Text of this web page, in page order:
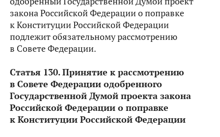
закона Российской Федерации о поправке
к Конституции Российской Федерации
подлежит обязательному рассмотрению
в Совете Федерации.
Статья 130. Принятие к рассмотрению
в Совете Федерации одобренного
Государственной Думой проекта закона
Российской Федерации о поправке
к Конституции Российской Федерации